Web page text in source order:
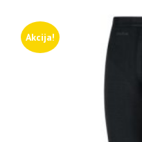
Akcija!